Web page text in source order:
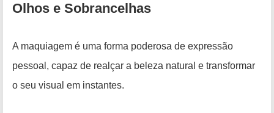
Olhos e Sobrancelhas
A maquiagem é uma forma poderosa de expressão
pessoal, capaz de realçar a beleza natural e transformar
o seu visual em instantes.